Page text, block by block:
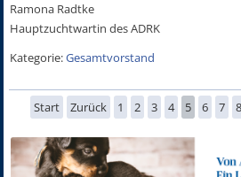
Ramona Radtke
Hauptzuchtwartin des ADRK
Kategorie:Gesamtvorstand
Start Zurück 1 2 3 4 5 6 7 8